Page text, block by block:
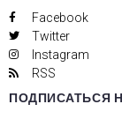
Facebook
Twitter
Instagram
RSS
ПОДПИСАТЬСЯ